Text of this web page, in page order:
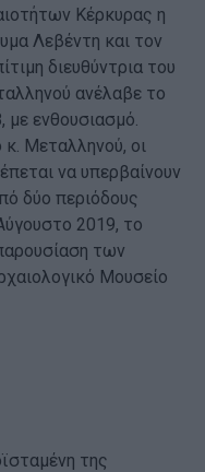
Κέρκυρας η
Λεβέντη και τον
διευθύντρια του
ανέλαβε το
με ενθουσιασμό.
κ. Μεταλληνού, οι
να υπερβαίνουν
δύο περιόδους
2019, το
των
Μουσείο
της